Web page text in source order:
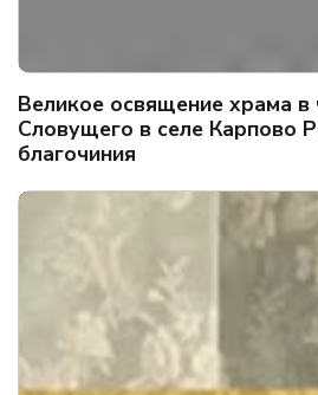
Великое освящение храма в
Словущего в селе Карпово
благочиния